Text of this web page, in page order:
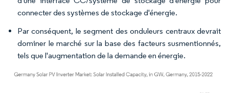
connecter des systèmes de stockage d'énergie.
Par conséquent, le segment des onduleurs centraux devrait
dominer le marché sur la base des facteurs susmentionnés,
tels que l'augmentation de la demande en énergie.